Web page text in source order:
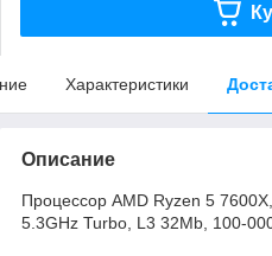
Характеристики
Описание
Процессор AMD Ryzen 5
5.3GHz Turbo, L3 32Mb, 100-